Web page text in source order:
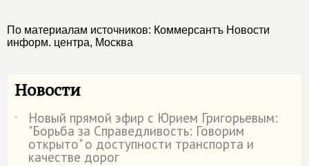
По материалам источников: Коммерсантъ Новости
информ. центра, Москва
Новости
˙ Новый прямой эфир с Юрием Григорьевым:
"Борьба за Справедливость: Говорим
открыто" о доступности транспорта и
качестве дорог